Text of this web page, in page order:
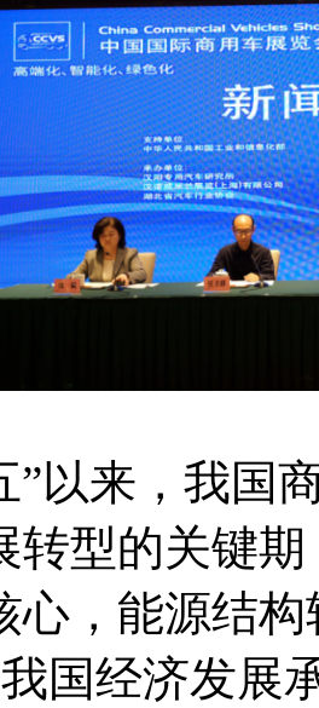
来，我国
转型的关键
心，能源结
经济发展